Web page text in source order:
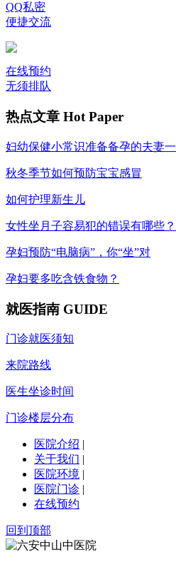
QQ私密
便捷交流
在线预约
无须排队
热点文章 Hot Paper
妇幼保健小常识准备备孕的夫妻一
秋冬季节如何预防宝宝感冒
如何护理新生儿
女性坐月子容易犯的错误有哪些？
孕妇预防“电脑病”，你“坐”对
孕妇要多吃含铁食物？
就医指南 GUIDE
门诊就医须知
来院路线
医生坐诊时间
门诊楼层分布
医院介绍 |
关于我们 |
医院环境 |
医院门诊 |
在线预约
回到顶部